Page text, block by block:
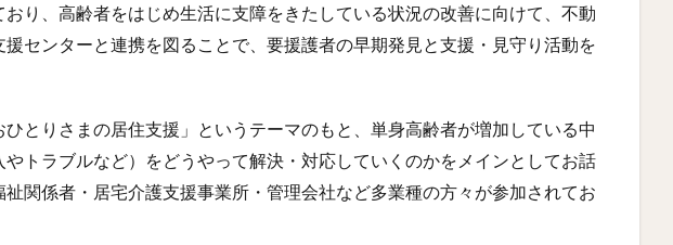
り、高齢者をはじめ生活に支障をきたしている状況の改善に向けて、不動
援センターと連携を図ることで、要援護者の早期発見と支援・見守り活動を
とりさまの居住支援」というテーマのもと、単身高齢者が増加している中
やトラブルなど）をどうやって解決・対応していくのかをメインとしてお話
祉関係者・居宅介護支援事業所・管理会社など多業種の方々が参加されてお